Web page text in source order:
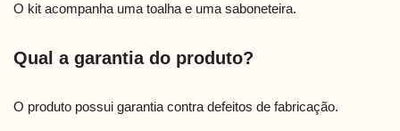
O kit acompanha uma toalha e uma saboneteira.
Qual a garantia do produto?
O produto possui garantia contra defeitos de fabricação.